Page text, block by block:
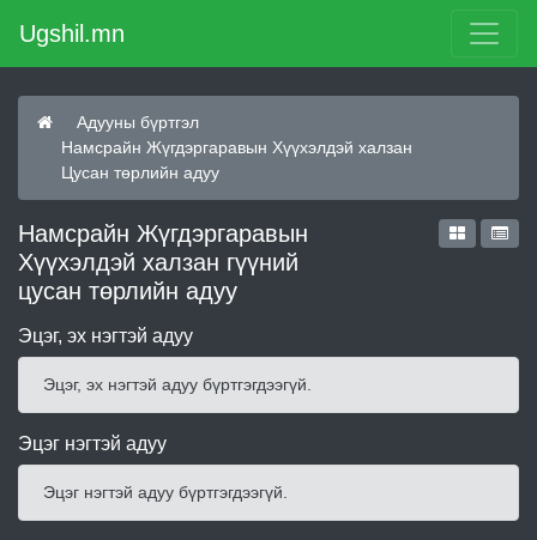
Ugshil.mn
Адууны бүртгэл
Намсрайн Жүгдэргаравын Хүүхэлдэй халзан
Цусан төрлийн адуу
Намсрайн Жүгдэргаравын
Хүүхэлдэй халзан гүүний
цусан төрлийн адуу
Эцэг, эх нэгтэй адуу
Эцэг, эх нэгтэй адуу бүртгэгдээгүй.
Эцэг нэгтэй адуу
Эцэг нэгтэй адуу бүртгэгдээгүй.